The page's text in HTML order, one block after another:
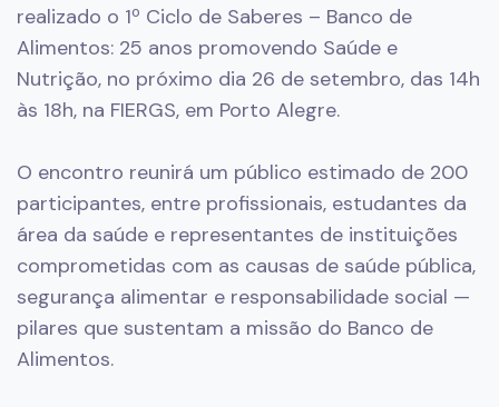
realizado o 1º Ciclo de Saberes – Banco de
Alimentos: 25 anos promovendo Saúde e
Nutrição, no próximo dia 26 de setembro, das 14h
às 18h, na FIERGS, em Porto Alegre.
O encontro reunirá um público estimado de 200
participantes, entre profissionais, estudantes da
área da saúde e representantes de instituições
comprometidas com as causas de saúde pública,
segurança alimentar e responsabilidade social —
pilares que sustentam a missão do Banco de
Alimentos.